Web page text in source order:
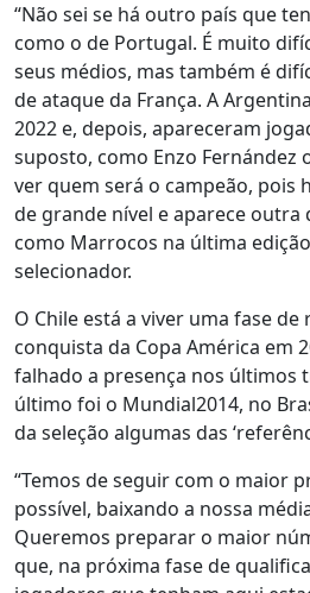
“Não sei se há outro país que
como o de Portugal. É muito
seus médios, mas também é
de ataque da França. A
2022 e, depois, apareceram
suposto, como Enzo Fernández
ver quem será o campeão, pois
de grande nível e aparece outra
como Marrocos na última
selecionador.
O Chile está a viver uma fase
conquista da Copa América em
falhado a presença nos últimos
último foi o Mundial2014, no
da seleção algumas das
“Temos de seguir com o maior
possível, baixando a nossa
Queremos preparar o maior
que, na próxima fase de